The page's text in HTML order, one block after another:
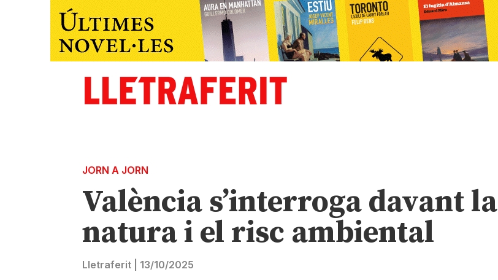
JORN A JORN
València s’interroga davant la
natura i el risc ambiental
Lletraferit 13/10/2025